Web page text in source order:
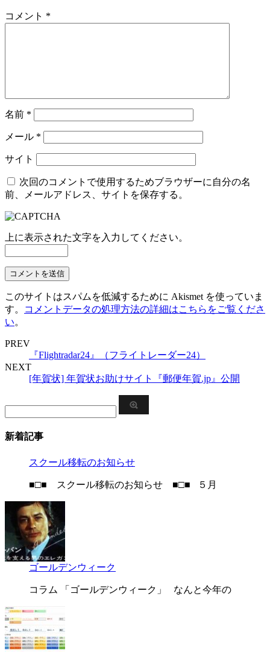
コメント *
名前 *
メール *
サイト
次回のコメントで使用するためブラウザーに自分の名
前、メールアドレス、サイトを保存する。
上に表示された文字を入力してください。
このサイトはスパムを低減するために Akismet を使っていま
す。
コメントデータの処理方法の詳細はこちらをご覧くださ
い。
PREV
『Flightradar24』（フライトレーダー24）
NEXT
[年賀状] 年賀状お助けサイト『郵便年賀.jp』公開
新着記事
スクール移転のお知らせ
■□■ スクール移転のお知らせ ■□■ ５月
ゴールデンウィーク
コラム 「ゴールデンウィーク」 なんと今年の